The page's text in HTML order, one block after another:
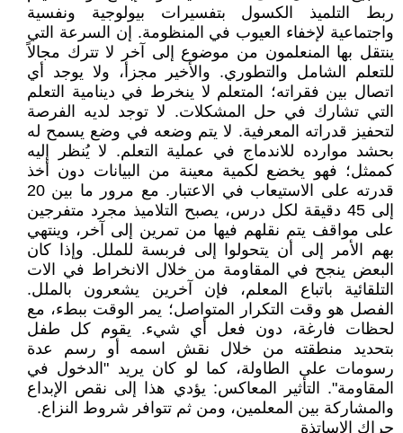
ربط التلميذ الكسول بتفسيرات بيولوجية ونفسية
واجتماعية لإخفاء العيوب في المنظومة. إن السرعة التي
ينتقل بها المنعلمون من موضوع إلى آخر لا تترك مجالاً
للتعلم الشامل والتطوري. والأخير مجزأ، ولا يوجد أي
اتصال بين فقراته؛ المتعلم لا ينخرط في دينامية التعلم
التي تشارك في حل المشكلات. لا توجد لديه الفرصة
لتحفيز قدراته المعرفية. لا يتم وضعه في وضع يسمح له
بحشد موارده للاندماج في عملية التعلم. لا يُنظر إليه
كممثل؛ فهو يخضع لكمية معينة من البيانات دون أخذ
قدرته على الاستيعاب في الاعتبار. مع مرور ما بين 20
إلى 45 دقيقة لكل درس، يصبح التلاميذ مجرد متفرجين
على مواقف يتم نقلهم فيها من تمرين إلى آخر، وينتهي
بهم الأمر إلى أن يتحولوا إلى فربسة للملل. وإذا كان
البعض ينجح في المقاومة من خلال الانخراط في الات
التلقائية باتباع المعلم، فإن آخرين يشعرون بالملل.
الفصل هو وقت التكرار المتواصل؛ يمر الوقت ببطء، مع
لحظات فارغة، دون فعل أي شيء. يقوم كل طفل
بتحديد منطقته من خلال نقش اسمه أو رسم عدة
رسومات على الطاولة، كما لو كان يريد "الدخول في
المقاومة". التأثير المعاكس: يؤدي هذا إلى نقص الإبداع
والمشاركة بين المعلمين، ومن ثم تتوافر شروط النزاع.
حراك الاساتذة